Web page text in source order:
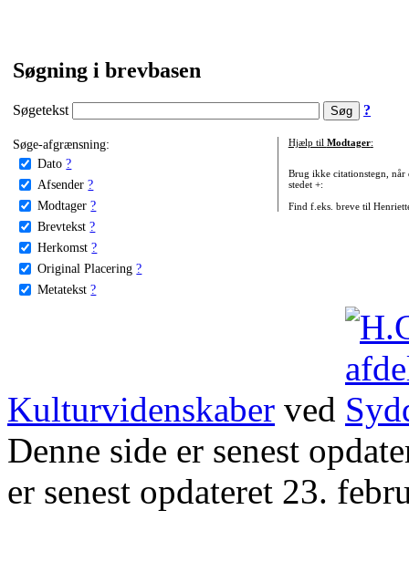
Søgning i brevbasen
Søgetekst ?
Søge-afgrænsning:
Dato ?
Afsender ?
Modtager ?
Brevtekst ?
Herkomst ?
Original Placering ?
Metatekst ?
Hjælp til Modtager:
Brug ikke citationstegn, når
stedet +:
Find f.eks. breve til
Kulturvidenskaber ved
Denne side er senest
er senest opdateret 23.